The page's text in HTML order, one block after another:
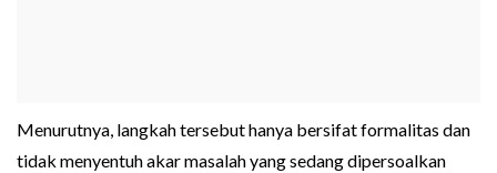
Menurutnya, langkah tersebut hanya bersifat formalitas dan
tidak menyentuh akar masalah yang sedang dipersoalkan